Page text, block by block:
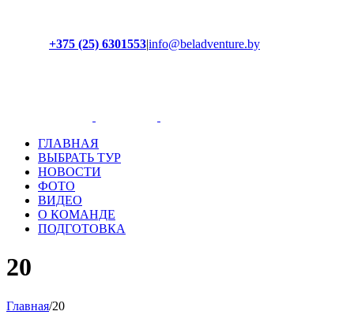
+375 (25) 6301553|info@beladventure.by
ГЛАВНАЯ
ВЫБРАТЬ ТУР
НОВОСТИ
ФОТО
ВИДЕО
О КОМАНДЕ
ПОДГОТОВКА
20
Главная/20